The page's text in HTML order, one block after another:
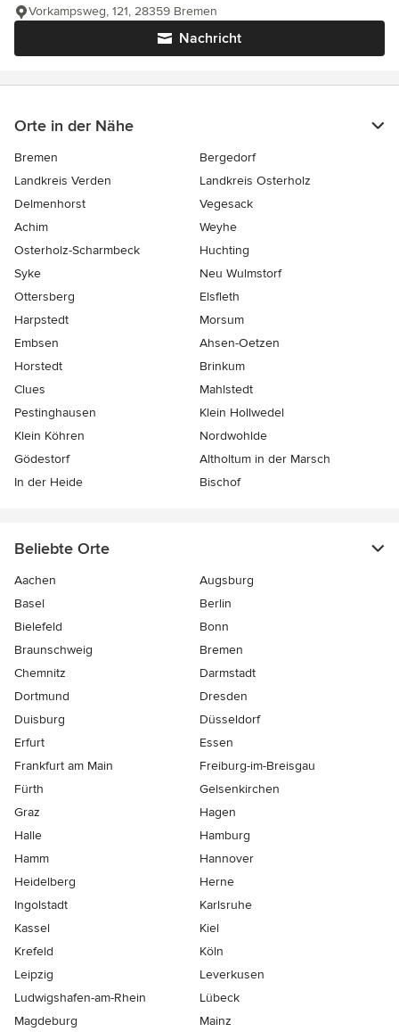
Nachricht
Vorkampsweg, 121, 28359 Bremen
Orte in der Nähe
Bremen
Bergedorf
Landkreis Verden
Landkreis Osterholz
Delmenhorst
Vegesack
Achim
Weyhe
Osterholz-Scharmbeck
Huchting
Syke
Neu Wulmstorf
Ottersberg
Elsfleth
Harpstedt
Morsum
Embsen
Ahsen-Oetzen
Horstedt
Brinkum
Clues
Mahlstedt
Pestinghausen
Klein Hollwedel
Klein Köhren
Nordwohlde
Gödestorf
Altholtum in der Marsch
In der Heide
Bischof
Beliebte Orte
Aachen
Augsburg
Basel
Berlin
Bielefeld
Bonn
Braunschweig
Bremen
Chemnitz
Darmstadt
Dortmund
Dresden
Duisburg
Düsseldorf
Erfurt
Essen
Frankfurt am Main
Freiburg-im-Breisgau
Fürth
Gelsenkirchen
Graz
Hagen
Halle
Hamburg
Hamm
Hannover
Heidelberg
Herne
Ingolstadt
Karlsruhe
Kassel
Kiel
Krefeld
Köln
Leipzig
Leverkusen
Ludwigshafen-am-Rhein
Lübeck
Magdeburg
Mainz